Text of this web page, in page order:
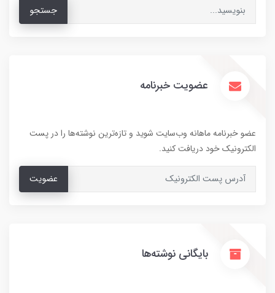
جستجو
عضویت خبرنامه
عضو خبرنامه ماهانه وب‌سایت شوید و تازه‌ترین نوشته‌ها را در پست
الکترونیک خود دریافت کنید.
عضویت
بایگانی نوشته‌ها